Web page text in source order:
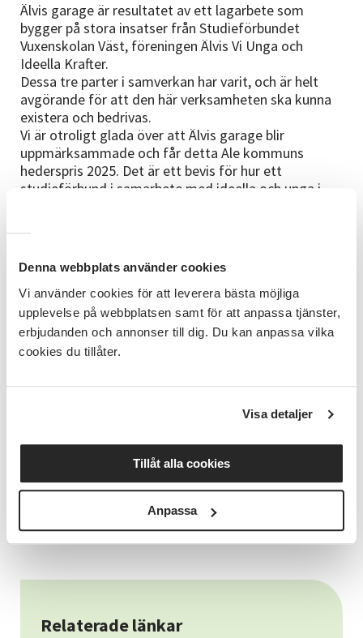
Denna webbplats använder cookies
Vi använder cookies för att leverera bästa möjliga
upplevelse på webbplatsen samt för att anpassa tjänster,
erbjudanden och annonser till dig. Du kan anpassa vilka
cookies du tillåter.
Visa detaljer
Tillåt alla cookies
Anpassa
Älvis garage är resultatet av ett lagarbete som
bygger på stora insatser från Studieförbundet
Vuxenskolan Väst, föreningen Älvis Vi Unga och
Ideella Krafter.
Dessa tre parter i samverkan har varit, och är helt
avgörande för att den här verksamheten ska kunna
existera och bedrivas.
Vi är otroligt glada över att Älvis garage blir
uppmärksammade och får detta Ale kommuns
hederspris 2025. Det är ett bevis för hur ett
studieförbund i samarbete med ideella och unga i
behov och att ur detta skapa verksamhet
tillsammans med andra är folkbildningens framtid.
Kommunikationsgruppen SV Väst
Läs mer om Kommunikationsgruppen
Relaterade länkar